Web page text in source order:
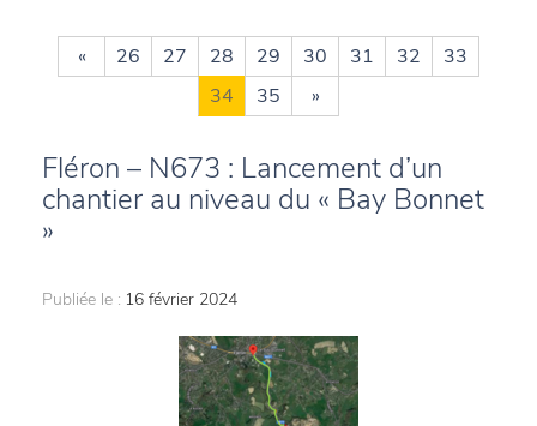
« 26 27 28 29 30 31 32
33
34
35 »
Fléron – N673 : Lancement d’un
chantier au niveau du « Bay Bonnet
»
Publiée le : 16 février 2024